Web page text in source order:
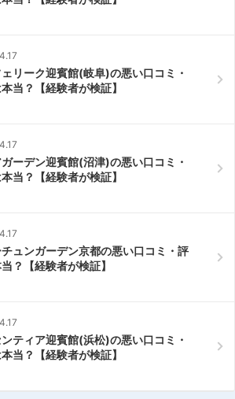
リーク迎賓館(岐阜)の悪い口コミ・
当？【経験者が検証】
ーデン迎賓館(沼津)の悪い口コミ・
当？【経験者が検証】
ュンガーデン京都の悪い口コミ・評
？【経験者が検証】
ティア迎賓館(浜松)の悪い口コミ・
当？【経験者が検証】